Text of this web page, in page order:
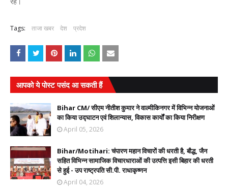
Tags: ताजा खबर देश प्रदेश
आपको ये पोस्ट पसंद आ सकती हैं
Bihar CM/ सीएम नीतीश कुमार ने वाल्मीकिनगर में विभिन्न योजनाओं
का किया उद्घाटन एवं शिलान्यास, विकास कार्यों का किया निरीक्षण
April 05, 2026
Bihar/Motihari: चंपारण महान विचारों की धरती है, बौद्ध, जैन
सहित विभिन्न सामाजिक विचारधाराओं की उत्पत्ति इसी बिहार की धरती
से हुई - उप राष्ट्रपति सी.पी. राधाकृष्णन
April 04, 2026